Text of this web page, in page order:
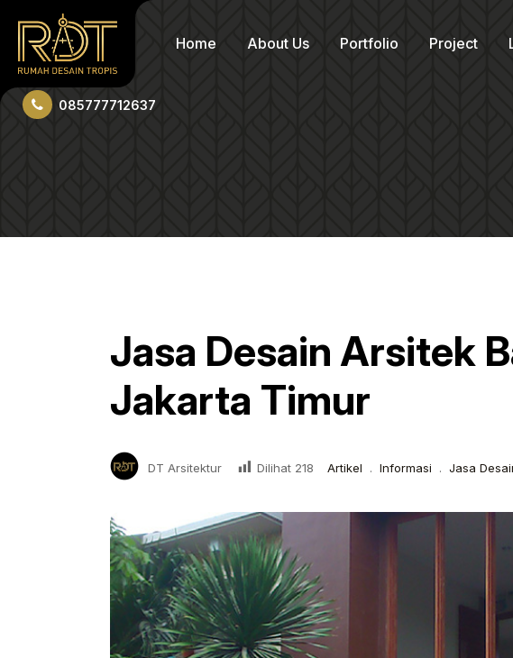
Home About Us Portfolio Project
085777712637
Jasa Desain Arsitek
Jakarta Timur
DT Arsitektur Dilihat 218 Artikel . Informasi . Jasa